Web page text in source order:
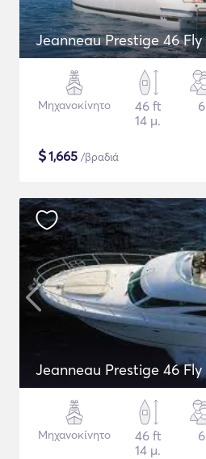
Jeanneau Prestige 46 Fly
Μηχανοκίνητο
46 ft
14 μ.
6
$1,665 /βραδιά
Jeanneau Prestige 46 Fly
Μηχανοκίνητο
46 ft
14 μ.
6